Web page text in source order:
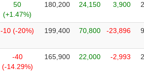
50
(+1.47%)
180,200 24,150 3,900
-10 (-20%) 199,400 70,800 -23,896
-40
(-14.29%)
165,900 22,000 -2,993